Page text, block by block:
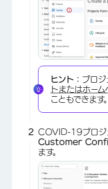
ヒント： プロジ
トまたはホーム
こともできます。
COVID-19プロジ
Customer
ます。